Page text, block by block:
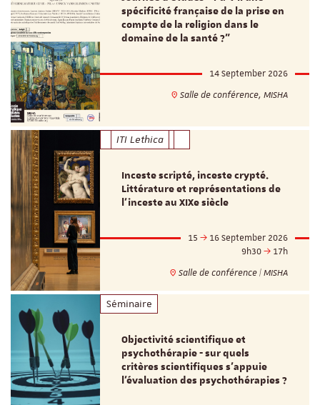
spécificité française de la prise en
compte de la religion dans le
domaine de la santé ?"
14 September 2026
Salle de conférence, MISHA
ITI Lethica
Inceste scripté, inceste crypté.
Littérature et représentations de
l’inceste au XIXe siècle
15
16 September 2026
9h30
17h
Salle de conférence | MISHA
Séminaire
Objectivité scientifique et
psychothérapie - sur quels
critères scientifiques s'appuie
l'évaluation des psychothérapies ?